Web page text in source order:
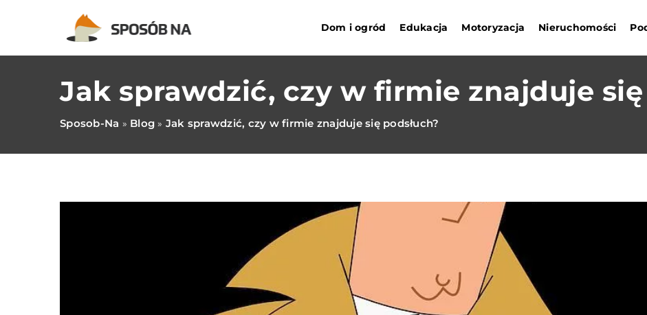
Dom i ogród Edukacja Motoryzacja Nieruchomości
Jak sprawdzić, czy w firmie znajduje się
Sposob-Na » Blog » Jak sprawdzić, czy w firmie znajduje się podsłuch?